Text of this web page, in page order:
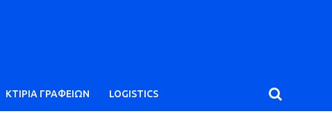
ΚΤΙΡΙΑ ΓΡΑΦΕΙΩΝ LOGISTICS